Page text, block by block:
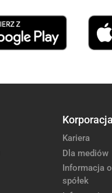
Korporacja
Kariera
Dla mediów
Informacja
spółek